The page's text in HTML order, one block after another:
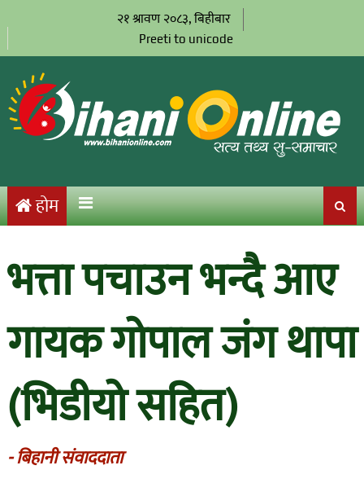
२१ श्रावण २०८३, बिहीबार
Preeti to unicode
होम
भत्ता पचाउन भन्दै आए
गायक गोपाल जंग थापा
(भिडीयो सहित)
- बिहानी संवाददाता